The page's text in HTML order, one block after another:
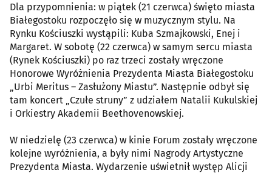
Dla przypomnienia: w piątek (21 czerwca) święto miasta
Białegostoku rozpoczęło się w muzycznym stylu. Na
Rynku Kościuszki wystąpili: Kuba Szmajkowski, Enej i
Margaret. W sobotę (22 czerwca) w samym sercu miasta
(Rynek Kościuszki) po raz trzeci zostały wręczone
Honorowe Wyróżnienia Prezydenta Miasta Białegostoku
„Urbi Meritus – Zasłużony Miastu”. Następnie odbył się
tam koncert „Czułe struny” z udziałem Natalii Kukulskiej
i Orkiestry Akademii Beethovenowskiej.
W niedzielę (23 czerwca) w kinie Forum zostały wręczone
kolejne wyróżnienia, a były nimi Nagrody Artystyczne
Prezydenta Miasta. Wydarzenie uświetnił występ Alicji